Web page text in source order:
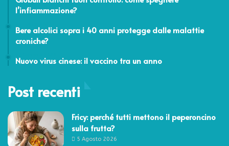
l’infiammazione?
Bere alcolici sopra i 40 anni protegge dalle malattie
croniche?
Nuovo virus cinese: il vaccino tra un anno
Post recenti
Fricy: perché tutti mettono il peperoncino
sulla frutta?
5 Agosto 2026